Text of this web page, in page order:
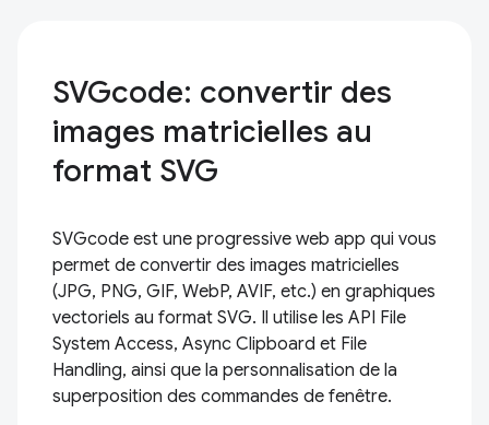
SVGcode: convertir des
images matricielles au
format SVG
SVGcode est une progressive web app qui vous
permet de convertir des images matricielles
(JPG, PNG, GIF, WebP, AVIF, etc.) en graphiques
vectoriels au format SVG. Il utilise les API File
System Access, Async Clipboard et File
Handling, ainsi que la personnalisation de la
superposition des commandes de fenêtre.